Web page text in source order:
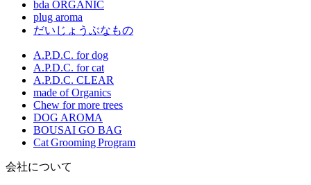
bda ORGANIC
plug aroma
だいじょうぶなもの
A.P.D.C. for dog
A.P.D.C. for cat
A.P.D.C. CLEAR
made of Organics
Chew for more trees
DOG AROMA
BOUSAI GO BAG
Cat Grooming Program
会社について